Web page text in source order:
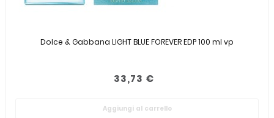
Dolce & Gabbana LIGHT BLUE FOREVER EDP 100 ml vp
33,73 €
Aggiungi al carrello